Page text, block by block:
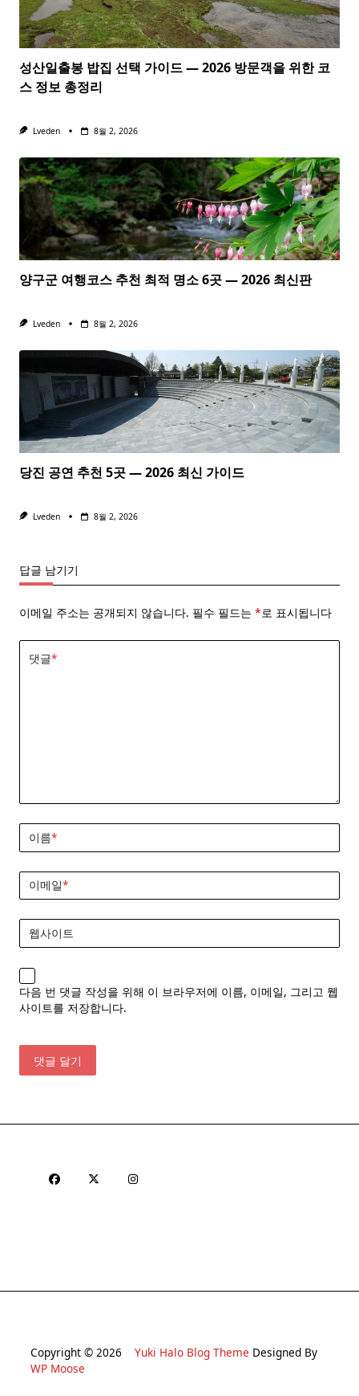
성산일출봉 밥집 선택 가이드 — 2026 방문객을 위한 코
스 정보 총정리
Lveden 8월 2, 2026
양구군 여행코스 추천 최적 명소 6곳 — 2026 최신판
Lveden 8월 2, 2026
당진 공연 추천 5곳 — 2026 최신 가이드
Lveden 8월 2, 2026
답글 남기기
이메일 주소는 공개되지 않습니다. 필수 필드는 *로 표시됩니다
댓글*
이름*
이메일*
웹사이트
다음 번 댓글 작성을 위해 이 브라우저에 이름, 이메일, 그리고 웹
사이트를 저장합니다.
Copyright © 2026 Yuki Halo Blog Theme Designed By
WP Moose